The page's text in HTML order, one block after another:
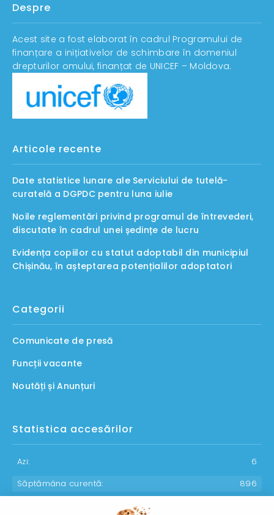
Despre
Acest site a fost elaborat în cadrul Programului de
finanțare a inițiativelor de schimbare în domeniul
drepturilor omului, finanțat de UNICEF – Moldova.
Articole recente
Date statistice lunare ale Serviciului de tutelă-
curatelă a DGPDC pentru luna iulie
Noile reglementări privind programul de întrevederi,
discutate în cadrul unei ședințe de lucru
Evidența copiilor cu statut adoptabil din municipiul
Chișinău, în așteptarea potențialilor adoptatori
Categorii
Comunicate de presă
Funcții vacante
Noutăți și Anunțuri
Statistica accesărilor
Azi:
6
Săptămâna curentă:
896